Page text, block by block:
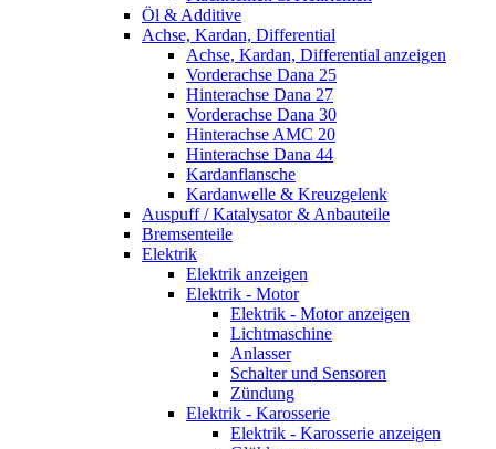
Öl & Additive
Achse, Kardan, Differential
Achse, Kardan, Differential anzeigen
Vorderachse Dana 25
Hinterachse Dana 27
Vorderachse Dana 30
Hinterachse AMC 20
Hinterachse Dana 44
Kardanflansche
Kardanwelle & Kreuzgelenk
Auspuff / Katalysator & Anbauteile
Bremsenteile
Elektrik
Elektrik anzeigen
Elektrik - Motor
Elektrik - Motor anzeigen
Lichtmaschine
Anlasser
Schalter und Sensoren
Zündung
Elektrik - Karosserie
Elektrik - Karosserie anzeigen